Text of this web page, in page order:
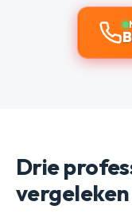
Drie
vergeleken